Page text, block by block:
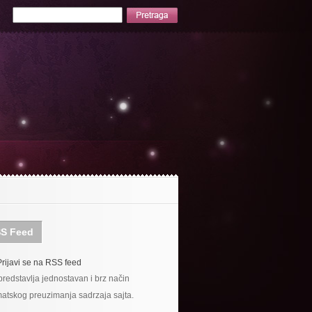
Feed
se na RSS feed
jednostavan i brz način
preuzimanja sadrzaja sajta.